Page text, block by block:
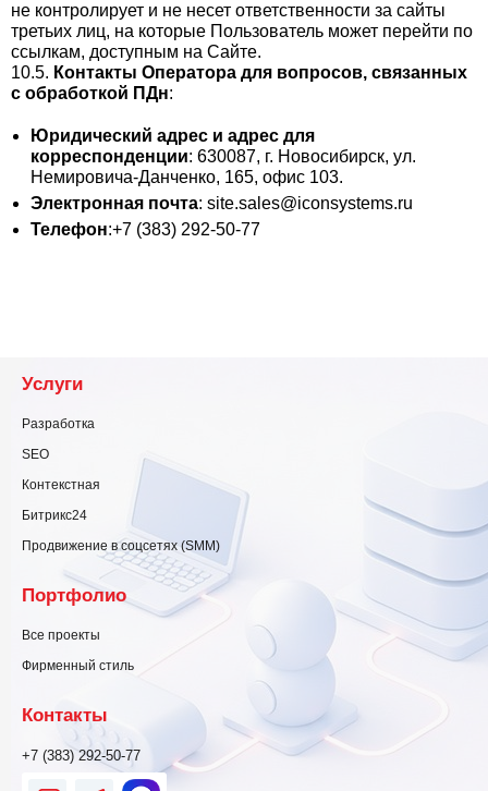
не контролирует и не несет ответственности за сайты
третьих лиц, на которые Пользователь может перейти по
ссылкам, доступным на Сайте.
10.5. Контакты Оператора для вопросов, связанных
с обработкой ПДн:
Юридический адрес и адрес для
корреспонденции: 630087, г. Новосибирск, ул.
Немировича-Данченко, 165, офис 103.
Электронная почта: site.sales@iconsystems.ru
Телефон:+7 (383) 292-50-77
Услуги
Разработка
SEO
Контекстная
Битрикс24
Продвижение в соцсетях (SMM)
Портфолио
Все проекты
Фирменный стиль
Контакты
+7 (383) 292-50-77